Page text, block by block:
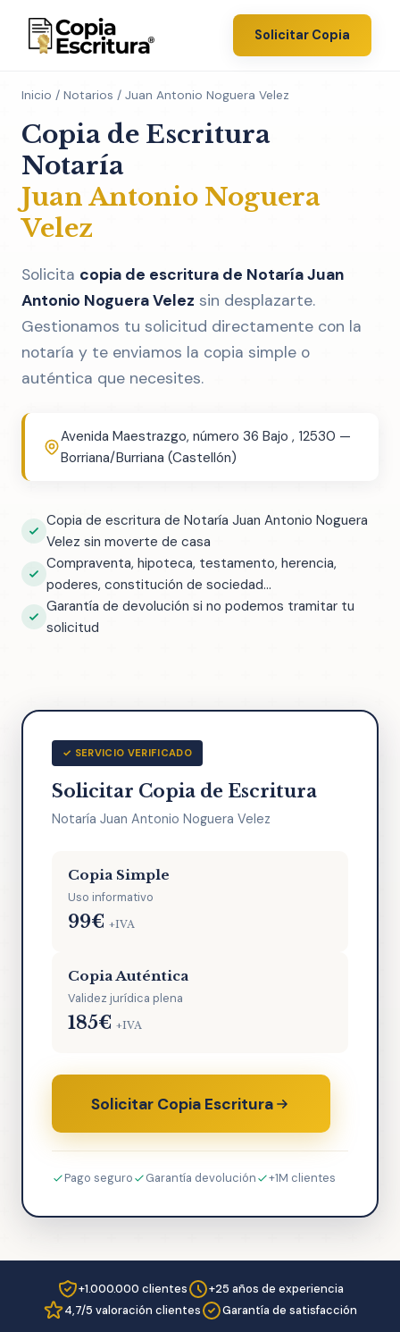
Solicitar Copia
Inicio / Notarios / Juan Antonio Noguera Velez
Copia de Escritura
Notaría
Juan Antonio Noguera
Velez
Solicita copia de escritura de Notaría Juan
Antonio Noguera Velez sin desplazarte.
Gestionamos tu solicitud directamente con la
notaría y te enviamos la copia simple o
auténtica que necesites.
Avenida Maestrazgo, número 36 Bajo , 12530 —
Borriana/Burriana (Castellón)
Copia de escritura de Notaría Juan Antonio Noguera
Velez sin moverte de casa
Compraventa, hipoteca, testamento, herencia,
poderes, constitución de sociedad...
Garantía de devolución si no podemos tramitar tu
solicitud
✓ SERVICIO VERIFICADO
Solicitar Copia de Escritura
Notaría Juan Antonio Noguera Velez
Copia Simple
Uso informativo
99€ +IVA
Copia Auténtica
Validez jurídica plena
185€ +IVA
Solicitar Copia Escritura
Pago seguro Garantía devolución +1M clientes
+1.000.000 clientes
+25 años de experiencia
4,7/5 valoración clientes
Garantía de satisfacción